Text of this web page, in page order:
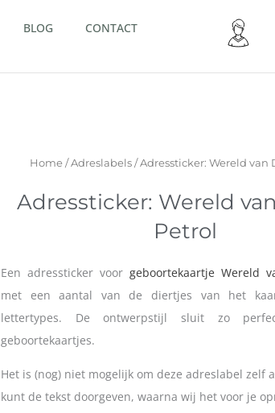
BLOG CONTACT
Home/Adreslabels/ Adressticker: Wereld van
Adressticker: Wereld
Petrol
Een adressticker voorgeboortekaartje Wereld
met een aantal van de diertjes van het
lettertypes. De ontwerpstijl sluit zo
geboortekaartjes.
Het is (nog) niet mogelijk om deze adreslabel zelf
kunt de tekst doorgeven, waarna wij het voor je